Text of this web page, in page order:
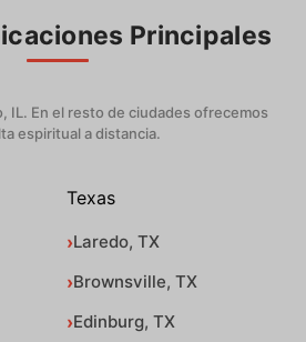
Principales
IL. En el resto de ciudades ofrecemos
espiritual a distancia.
Texas
Laredo, TX
Brownsville, TX
Edinburg, TX